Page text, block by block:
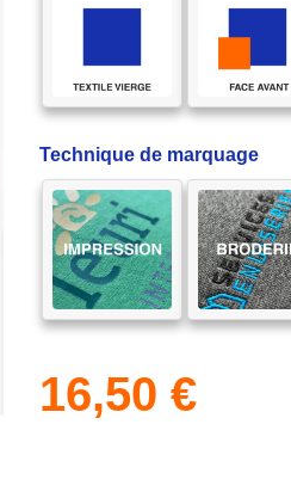
Technique de marquage
16,50 €